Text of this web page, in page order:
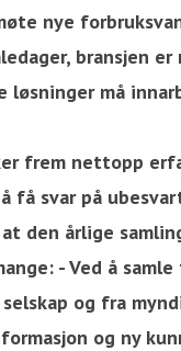
nye
bransjen
løsninger må
frem nettopp
få svar på
den årlige
- Ved å
og fra
og ny